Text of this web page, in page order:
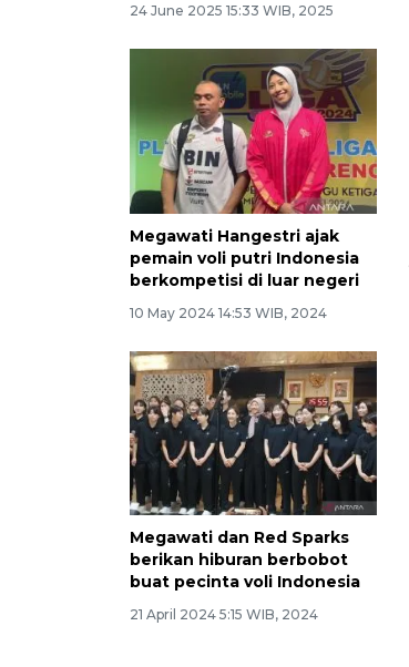
24 June 2025 15:33 WIB, 2025
Megawati Hangestri ajak
pemain voli putri Indonesia
berkompetisi di luar negeri
10 May 2024 14:53 WIB, 2024
Megawati dan Red Sparks
berikan hiburan berbobot
buat pecinta voli Indonesia
21 April 2024 5:15 WIB, 2024